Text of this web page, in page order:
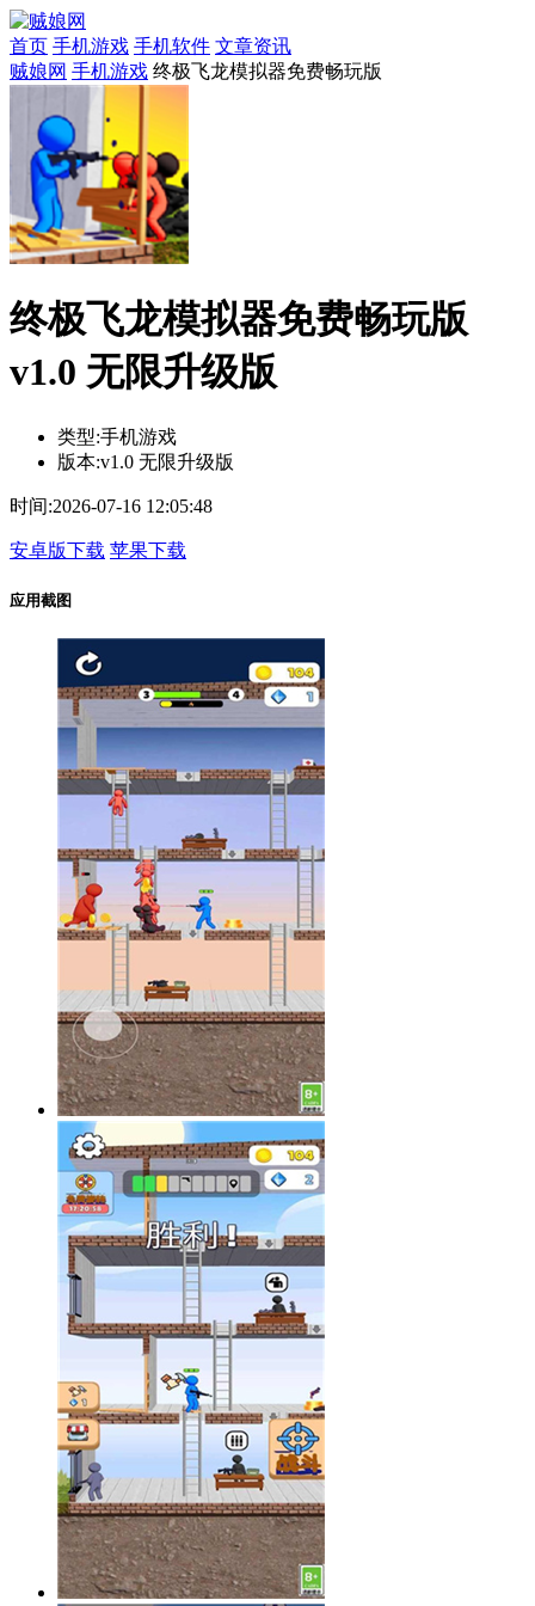
首页 手机游戏 手机软件 文章资讯
贼娘网 手机游戏 终极飞龙模拟器免费畅玩版
终极飞龙模拟器免费畅玩版
v1.0 无限升级版
类型:手机游戏
版本:v1.0 无限升级版
时间:2026-07-16 12:05:48
安卓版下载 苹果下载
应用截图